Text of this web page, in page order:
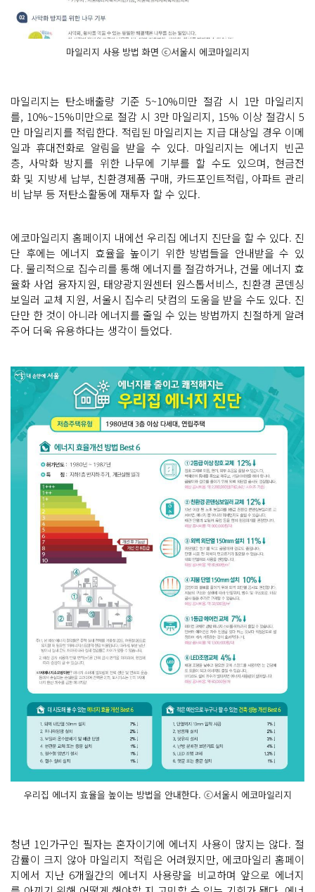
마일리지 사용 방법 화면 ⓒ서울시 에코마일리지
마일리지는 탄소배출량 기준 5~10%미만 절감 시 1만 마일리지
를, 10%~15%미만으로 절감 시 3만 마일리지, 15% 이상 절감시 5
만 마일리지를 적립한다. 적립된 마일리지는 지급 대상일 경우 이메
일과 휴대전화로 알림을 받을 수 있다. 마일리지는 에너지 빈곤
층, 사막화 방지를 위한 나무에 기부를 할 수도 있으며, 현금전
화 및 지방세 납부, 친환경제품 구매, 카드포인트적립, 아파트 관리
비 납부 등 저탄소활동에 재투자 할 수 있다.
에코마일리지 홈페이지 내에선 우리집 에너지 진단을 할 수 있다. 진
단 후에는 에너지 효율을 높이기 위한 방법들을 안내받을 수 있
다. 물리적으로 집수리를 통해 에너지를 절감하거나, 건물 에너지 효
율화 사업 융자지원, 태양광지원센터 원스톱서비스, 친환경 콘덴싱
보일러 교체 지원, 서울시 집수리 닷컴의 도움을 받을 수도 있다. 진
단만 한 것이 아니라 에너지를 줄일 수 있는 방법까지 친절하게 알려
주어 더욱 유용하다는 생각이 들었다.
우리집 에너지 효율을 높이는 방법을 안내한다. ⓒ서울시 에코마일리지
청년 1인가구인 필자는 혼자이기에 에너지 사용이 많지는 않다. 절
감률이 크지 않아 마일리지 적립은 어려웠지만, 에코마일리 홈페이
지에서 지난 6개월간의 에너지 사용량을 비교하며 앞으로 에너지